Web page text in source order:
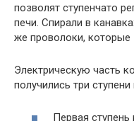
позволят ступенчато
печи. Спирали в
же проволоки,
Электрическую часть
получились три
Первая